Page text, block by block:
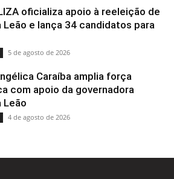
oficializa apoio à reeleição de
Leão e lança 34 candidatos para
5 de agosto de 2026
Caraíba amplia força
com apoio da governadora
Leão
4 de agosto de 2026